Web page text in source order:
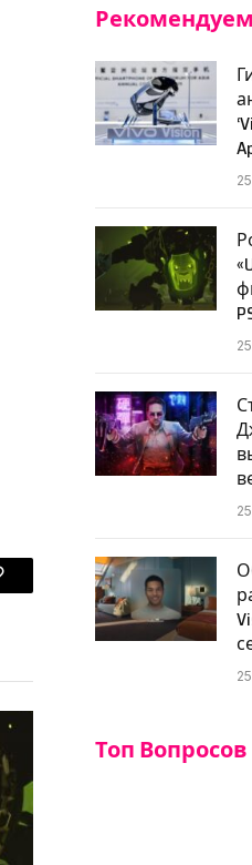
Рекомендуем
Топ Вопросов